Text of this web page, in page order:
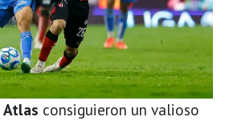
Atlas consiguieron un valioso